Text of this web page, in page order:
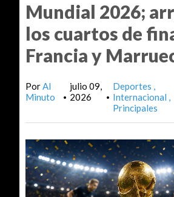
Mundial 2026;
los cuartos de
Francia y
PorAl
Minuto
•
julio 09,
2026
•
Deportes
Internacional
Principales